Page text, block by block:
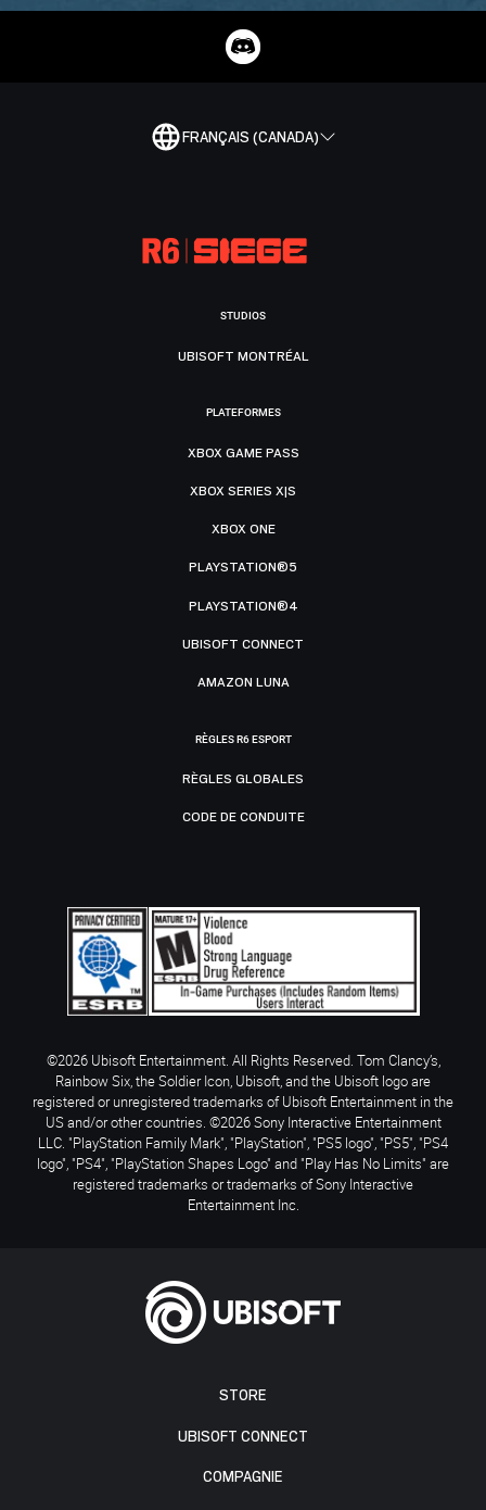
FRANÇAIS (CANADA)
STORE
UBISOFT CONNECT
COMPAGNIE
STUDIOS
UBISOFT MONTRÉAL
PLATEFORMES
XBOX GAME PASS
XBOX SERIES X|S
XBOX ONE
PLAYSTATION®5
PLAYSTATION®4
UBISOFT CONNECT
AMAZON LUNA
RÈGLES R6 ESPORT
RÈGLES GLOBALES
CODE DE CONDUITE
©2026 Ubisoft Entertainment. All Rights Reserved. Tom Clancy’s,
Rainbow Six, the Soldier Icon, Ubisoft, and the Ubisoft logo are
registered or unregistered trademarks of Ubisoft Entertainment in the
US and/or other countries. ©2026 Sony Interactive Entertainment
LLC. "PlayStation Family Mark", "PlayStation", "PS5 logo", "PS5", "PS4
logo", "PS4", "PlayStation Shapes Logo" and "Play Has No Limits" are
registered trademarks or trademarks of Sony Interactive
Entertainment Inc.